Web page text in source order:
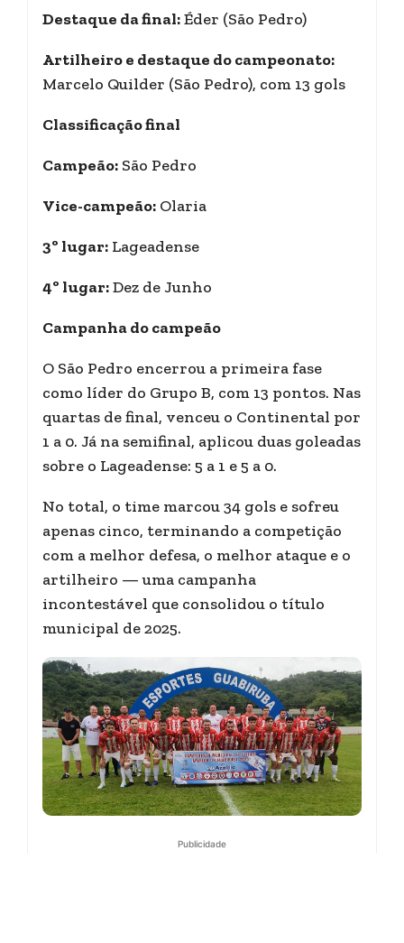
Destaque da final:Éder (São Pedro)
Artilheiro e destaque do campeonato:
Marcelo Quilder (São Pedro), com 13 gols
Classificação final
Campeão: São Pedro
Vice-campeão: Olaria
3º lugar: Lageadense
4º lugar:Dez de Junho
Campanha do campeão
O São Pedro encerrou a primeira fase
como líder do Grupo B, com 13 pontos. Nas
quartas de final, venceu o Continental por
1 a 0. Já na semifinal, aplicou duas goleadas
sobre o Lageadense: 5 a 1 e 5 a 0.
No total, o time marcou 34 gols e sofreu
apenas cinco, terminando a competição
com a melhor defesa, o melhor ataque e o
artilheiro — uma campanha
incontestável que consolidou o título
municipal de 2025.
Publicidade